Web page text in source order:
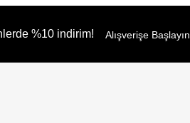
%10 indirim! Alışverişe Başlayın